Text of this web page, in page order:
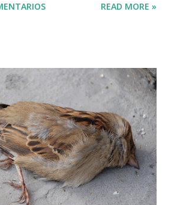
aclarando que ambas
debutamos en RNE
una oposición. Ninguno de los
de estar afiliados a ningún partido
teníamos ninguna vinculación familiar
era curioso que tanto Alejandro
"Patxo" y yo teníamos en
burgalesas. Aunque Patxo nació y
sus raíces se hundían en
READ MORE »